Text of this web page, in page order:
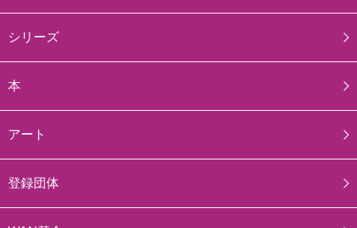
シリーズ
本
アート
登録団体